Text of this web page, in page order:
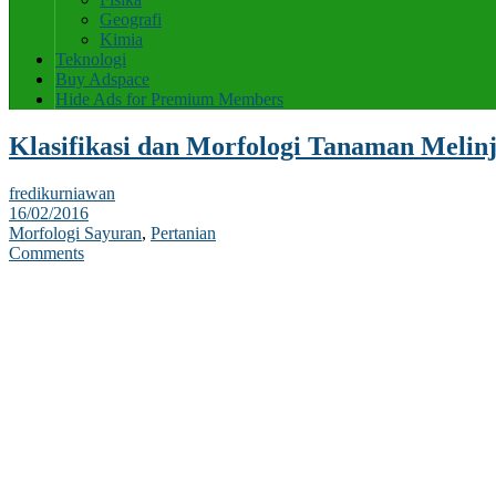
Geografi
Kimia
Teknologi
Buy Adspace
Hide Ads for Premium Members
Klasifikasi dan Morfologi Tanaman
fredikurniawan
16/02/2016
Morfologi Sayuran, Pertanian
Comments